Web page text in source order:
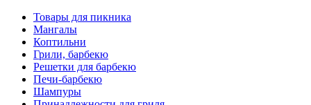
Товары для пикника
Мангалы
Коптильни
Грили, барбекю
Решетки для барбекю
Печи-барбекю
Шампуры